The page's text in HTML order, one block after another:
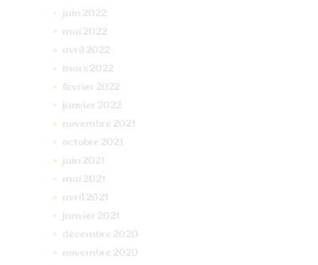
juin 2022
mai 2022
avril 2022
mars 2022
février 2022
janvier 2022
novembre 2021
octobre 2021
juin 2021
mai 2021
avril 2021
janvier 2021
décembre 2020
novembre 2020